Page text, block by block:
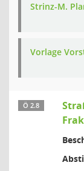
Strinz-M.
Vorlage
Ö 2.8